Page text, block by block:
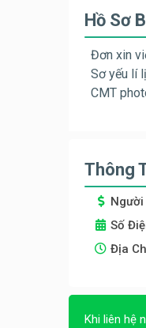
Hồ Sơ
Đơn xin
Sơ yếu lí
CMT
Thông
Người
Số
Địa
Khi liên hệ